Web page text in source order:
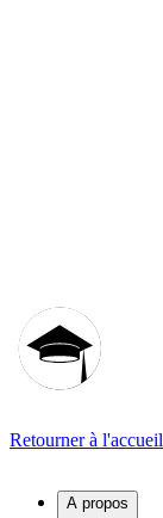
Retourner à l'accueil
A propos